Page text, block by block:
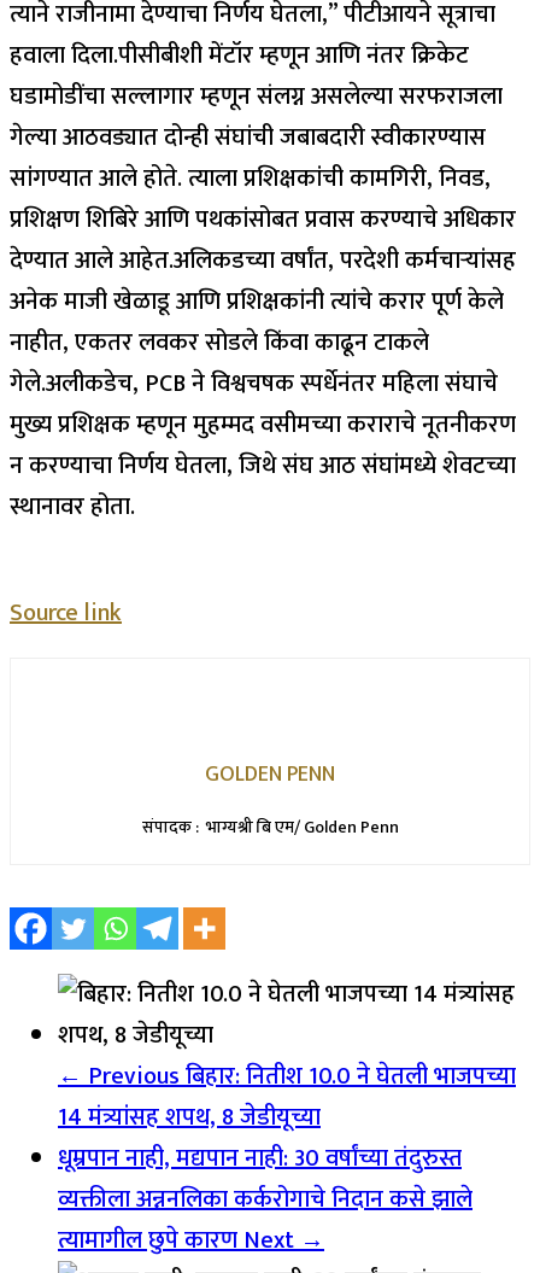
त्याने राजीनामा देण्याचा निर्णय घेतला,” पीटीआयने सूत्राचा
हवाला दिला.पीसीबीशी मेंटॉर म्हणून आणि नंतर क्रिकेट
घडामोडींचा सल्लागार म्हणून संलग्न असलेल्या सरफराजला
गेल्या आठवड्यात दोन्ही संघांची जबाबदारी स्वीकारण्यास
सांगण्यात आले होते. त्याला प्रशिक्षकांची कामगिरी, निवड,
प्रशिक्षण शिबिरे आणि पथकांसोबत प्रवास करण्याचे अधिकार
देण्यात आले आहेत.अलिकडच्या वर्षांत, परदेशी कर्मचाऱ्यांसह
अनेक माजी खेळाडू आणि प्रशिक्षकांनी त्यांचे करार पूर्ण केले
नाहीत, एकतर लवकर सोडले किंवा काढून टाकले
गेले.अलीकडेच, PCB ने विश्वचषक स्पर्धेनंतर महिला संघाचे
मुख्य प्रशिक्षक म्हणून मुहम्मद वसीमच्या कराराचे नूतनीकरण
न करण्याचा निर्णय घेतला, जिथे संघ आठ संघांमध्ये शेवटच्या
स्थानावर होता.
Source link
GOLDEN PENN
संपादक : भाग्यश्री बि एम/ Golden Penn
← Previousबिहार: नितीश 10.0 ने घेतली भाजपच्या
14 मंत्र्यांसह शपथ, 8 जेडीयूच्या
धूम्रपान नाही, मद्यपान नाही: 30 वर्षांच्या तंदुरुस्त
व्यक्तीला अन्ननलिका कर्करोगाचे निदान कसे झाले
त्यामागील छुपे कारणNext →